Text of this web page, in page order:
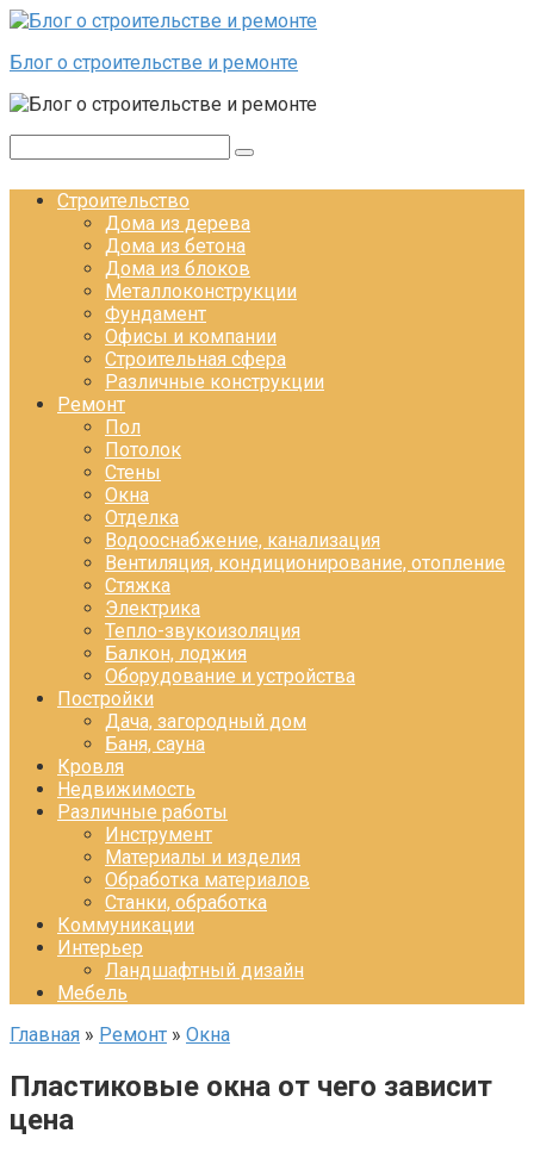
Перейти к контенту
Блог о строительстве и ремонте
Строительство
Дома из дерева
Дома из бетона
Дома из блоков
Металлоконструкции
Фундамент
Офисы и компании
Строительная сфера
Различные конструкции
Ремонт
Пол
Потолок
Стены
Окна
Отделка
Водооснабжение, канализация
Вентиляция, кондиционирование, отопление
Стяжка
Электрика
Тепло-звукоизоляция
Балкон, лоджия
Оборудование и устройства
Постройки
Дача, загородный дом
Баня, сауна
Кровля
Недвижимость
Различные работы
Инструмент
Материалы и изделия
Обработка материалов
Станки, обработка
Коммуникации
Интерьер
Ландшафтный дизайн
Мебель
Главная » Ремонт » Окна
Пластиковые окна от чего зависит
цена